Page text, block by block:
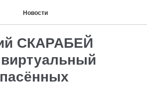
Новости
СКАРАБЕЙ
виртуальный